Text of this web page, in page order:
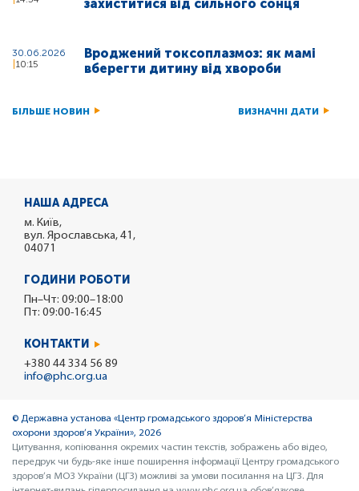
захиститися від сильного сонця
30.06.2026
10:15
Вроджений токсоплазмоз: як мамі
вберегти дитину від хвороби
БІЛЬШЕ НОВИН ВИЗНАЧНІ ДАТИ
НАША АДРЕСА
м. Київ,
вул. Ярославська, 41,
04071
ГОДИНИ РОБОТИ
Пн–Чт: 09:00–18:00
Пт: 09:00-16:45
КОНТАКТИ
+380 44 334 56 89
info@phc.org.ua
© Державна установа «Центр громадського здоров’я Міністерства
охорони здоров’я України», 2026
Цитування, копіювання окремих частин текстів, зображень або відео,
передрук чи будь-яке інше поширення інформації Центру громадського
здоров’я МОЗ України (ЦГЗ) можливі за умови посилання на ЦГЗ. Для